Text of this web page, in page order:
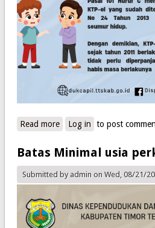
Read moreabout Masa berlaku KTP
Log in to post
Batas Minimal usia
Submitted by adminon Wed, 08/21/